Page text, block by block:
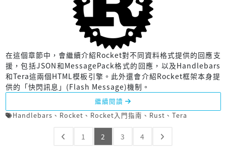
在這個章節中，會繼續介紹Rocket對不同資料格式提供的回應支
援，包括JSON和MessagePack格式的回應，以及Handlebars
和Tera這兩個HTML模板引擎。此外還會介紹Rocket框架本身提
供的「快閃訊息」(Flash Message)機制。
繼續閱讀
Handlebars 、 Rocket 、 Rocket入門指南 、 Rust 、 Tera
1 2 3 4